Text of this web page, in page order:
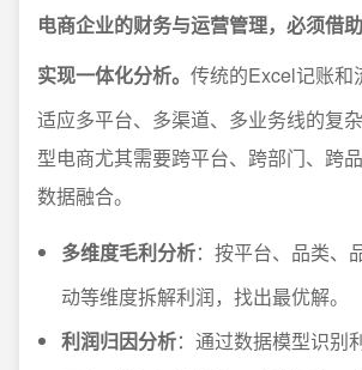
电商企业的财务与运营管理，必须借
实现一体化分析。 传统的Excel记账和
适应多平台、多渠道、多业务线的复
型电商尤其需要跨平台、跨部门、跨
数据融合。
多维度毛利分析：按平台、品类、
动等维度拆解利润，找出最优解。
利润归因分析：通过数据模型识别